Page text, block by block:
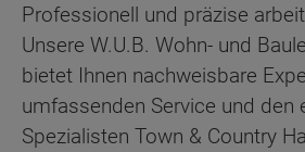
Professionell und präzise
Unsere W.U.B. Wohn- und
bietet Ihnen nachweisbare
umfassenden Service und den
Spezialisten Town & Country